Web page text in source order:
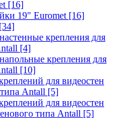
[16]
19" Euromet [16]
[34]
крепления для
[4]
крепления для
[10]
для видеостен
Antall [5]
для видеостен
типа Antall [5]